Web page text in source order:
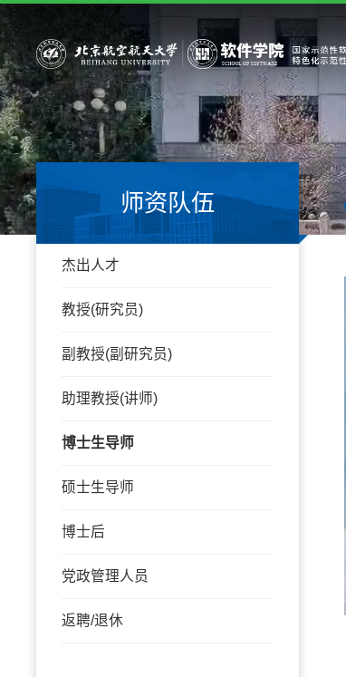
师资队伍
杰出人才
教授(研究员)
副教授(副研究员)
助理教授(讲师)
博士生导师
硕士生导师
博士后
党政管理人员
返聘/退休